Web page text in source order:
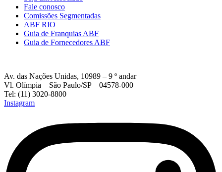
Fale conosco
Comissões Segmentadas
ABF RIO
Guia de Franquias ABF
Guia de Fornecedores ABF
Av. das Nações Unidas, 10989 – 9 º andar
Vl. Olímpia – São Paulo/SP – 04578-000
Tel: (11) 3020-8800
Instagram